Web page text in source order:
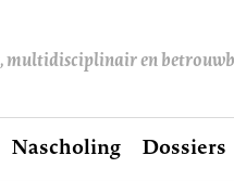
multidisciplinair en
Nascholing Dossiers